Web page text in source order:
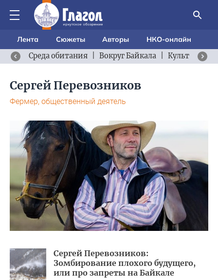
Лента Сюжеты Авторы
НКО-онлайн
Среда обитания
Вокруг Байкала Культурный
Сергей Перевозников
Фермер, общественный деятель
Сергей Перевозников:
Зомбирование плохого будущего,
или про запреты на Байкале